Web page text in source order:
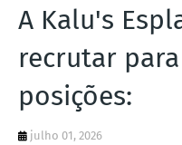
S
A Kalu's
recrutar
posições:
julho 01, 2026